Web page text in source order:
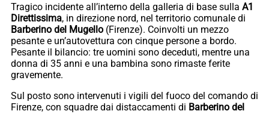
Tragico incidente all’interno della galleria di base sulla A1
Direttissima, in direzione nord, nel territorio comunale di
Barberino del Mugello (Firenze). Coinvolti un mezzo
pesante e un’autovettura con cinque persone a bordo.
Pesante il bilancio: tre uomini sono deceduti, mentre una
donna di 35 anni e una bambina sono rimaste ferite
gravemente.
Sul posto sono intervenuti i vigili del fuoco del comando di
Firenze, con squadre dai distaccamenti di Barberino del